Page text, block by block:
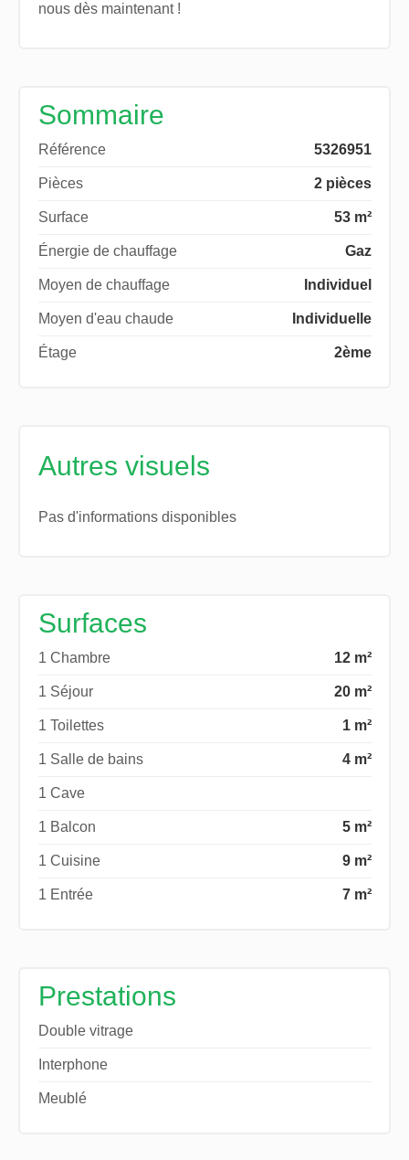
nous dès maintenant !
Sommaire
Référence 5326951
Pièces 2 pièces
Surface 53 m²
Énergie de chauffage Gaz
Moyen de chauffage Individuel
Moyen d'eau chaude Individuelle
Étage 2ème
Autres visuels
Pas d'informations disponibles
Surfaces
1 Chambre 12 m²
1 Séjour 20 m²
1 Toilettes 1 m²
1 Salle de bains 4 m²
1 Cave
1 Balcon 5 m²
1 Cuisine 9 m²
1 Entrée 7 m²
Prestations
Double vitrage
Interphone
Meublé